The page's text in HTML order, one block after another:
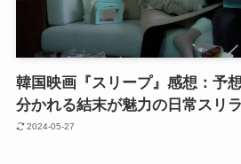
韓国映画『スリープ』感想：予
分かれる結末が魅力の日常スリ
2024-05-27